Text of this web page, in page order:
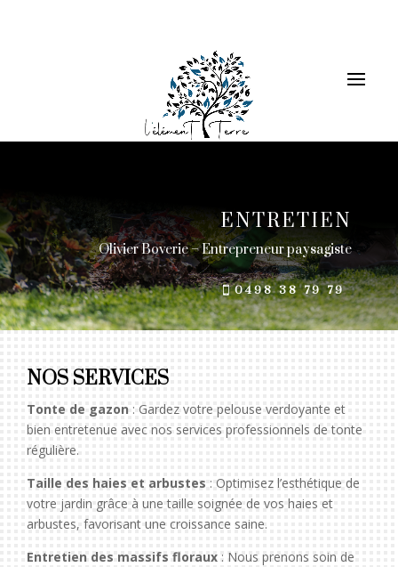
ENTRETIEN
Olivier Boverie – Entrepreneur paysagiste
0498 38 79 79
NOS SERVICES
Tonte de gazon : Gardez votre pelouse verdoyante et
bien entretenue avec nos services professionnels de tonte
régulière.
Taille des haies et arbustes : Optimisez l’esthétique de
votre jardin grâce à une taille soignée de vos haies et
arbustes, favorisant une croissance saine.
Entretien des massifs floraux : Nous prenons soin de